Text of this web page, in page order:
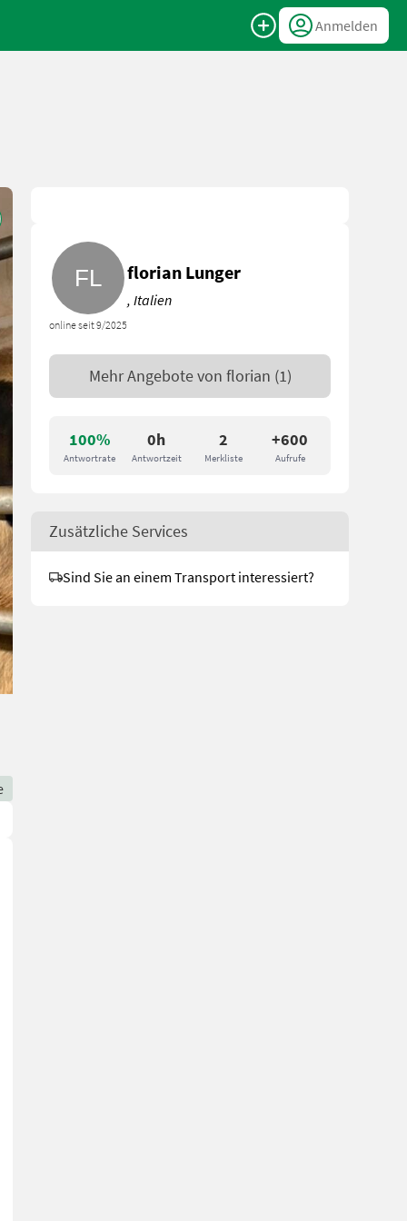
Anmelden
100%
Antwortrate
0h
Antwortzeit
2
Merkliste
+600
Aufrufe
online seit 9/2025
florian Lunger
, Italien
Mehr Angebote von florian (1)
Zusätzliche Services
Sind Sie an einem Transport interessiert?